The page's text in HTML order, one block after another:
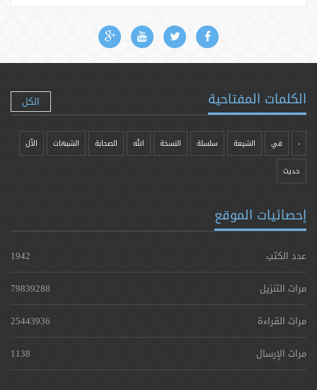
الكلمات المفتاحية الكل
- في الشيعة سلسلة النسخة الله الصحابة الشبهات الآل
حدیث
إحصائيات الموقع
عدد الكتب
1942
مرات التنزيل
79839288
مرات القراءة
25443936
مرات الإرسال
1138